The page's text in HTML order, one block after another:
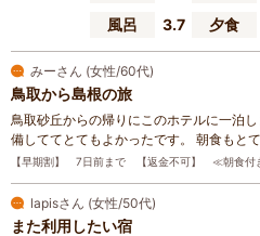
風呂
3.7 夕食
みーさん (女性/60代)
鳥取から島根の旅
鳥取砂丘からの帰りにこのホテルに一泊
備しててとてもよかったです。 朝食もと
【早期割】 7日前まで 【返金不可】 ≪朝食付
lapisさん (女性/50代)
また利用したい宿